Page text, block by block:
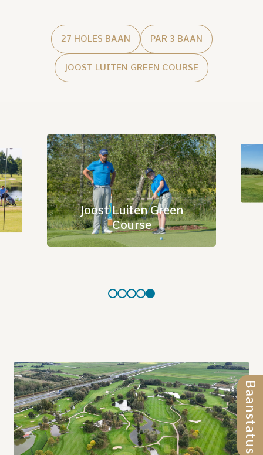
Baanstatus
27 HOLES BAAN PAR 3 BAAN
JOOST LUITEN GREEN COURSE
Joost Luiten Green
Course